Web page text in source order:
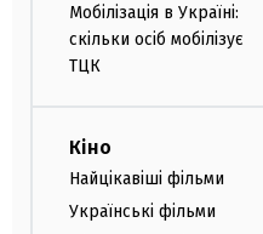
Мобілізація в Україні:
скільки осіб мобілізує
ТЦК
Кіно
Найцікавіші фільми
Українські фільми